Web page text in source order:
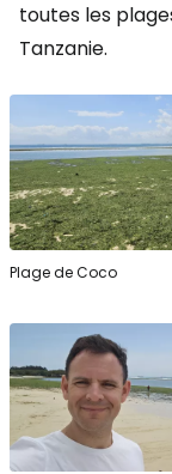
toutes les
Tanzanie.
Plage de Coco